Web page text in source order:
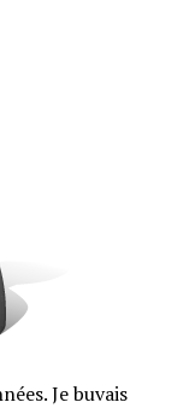
Je buvais